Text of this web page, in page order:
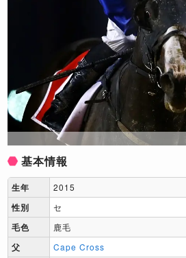
基本情報
生年 2015
性別 セ
毛色 鹿毛
父 Cape Cross